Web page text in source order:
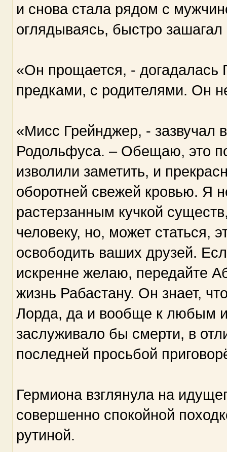
и снова стала рядом с
оглядываясь, быстро зашагал
«Он прощается, -
предками, с родителями. Он
«Мисс Грейнджер, - зазвучал
Родольфуса. – Обещаю, это
изволили заметить, и
оборотней свежей кровью. Я
растерзанным кучкой
человеку, но, может статься,
освободить ваших друзей.
искренне желаю, передайте
жизнь Рабастану. Он знает,
Лорда, да и вообще к любым
заслуживало бы смерти, в
последней просьбой
Гермиона взглянула на
совершенно спокойной
рутиной.